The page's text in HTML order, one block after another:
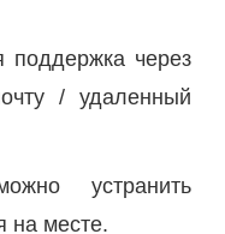
поддержка через
/ удаленный
устранить
на месте.